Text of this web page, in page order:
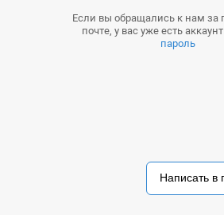
Если вы обращались к нам
почте, у вас уже есть
пароль
Написать в